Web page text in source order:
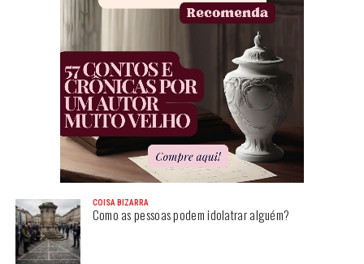
COISA BIZARRA
Como as pessoas podem idolatrar alguém?